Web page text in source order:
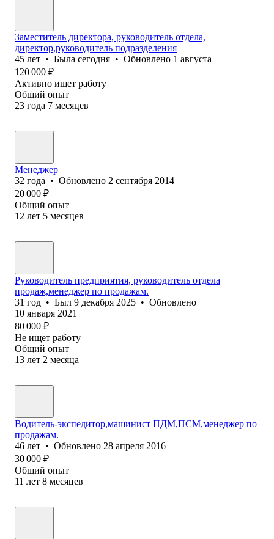
Заместитель директора, руководитель отдела,
директор,руководитель подразделения
45 лет • Была сегодня • Обновлено 1 августа
120 000 ₽
Активно ищет работу
Общий опыт
23 года 7 месяцев
Менеджер
32 года • Обновлено 2 сентября 2014
20 000 ₽
Общий опыт
12 лет 5 месяцев
Руководитель предприятия, руководитель отдела
продаж,менеджер по продажам.
31 год • Был 9 декабря 2025 • Обновлено
10 января 2021
80 000 ₽
Не ищет работу
Общий опыт
13 лет 2 месяца
Водитель-экспедитор,машинист ПДМ,ПСМ,менеджер по
продажам.
46 лет • Обновлено 28 апреля 2016
30 000 ₽
Общий опыт
11 лет 8 месяцев